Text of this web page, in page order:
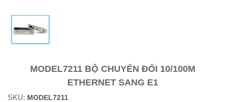
MODEL7211 BỘ CHUYỂN ĐỔI 10/100M
ETHERNET SANG E1
SKU: MODEL7211